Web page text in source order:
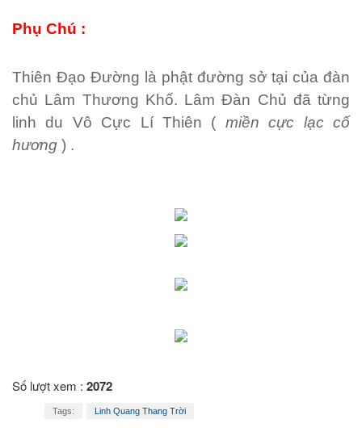
Phụ Chú :
Thiên Đạo Đường là phật đường sở tại của đàn
chủ Lâm Thương Khố. Lâm Đàn Chủ đã từng
linh du Vô Cực Lí Thiên ( miền cực lạc cố
hương ) .
Số lượt xem : 2072
Tags: Linh Quang Thang Trời